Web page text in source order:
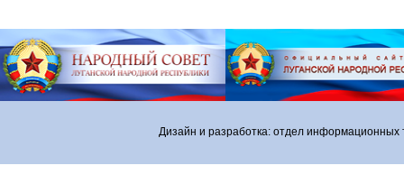
Дизайн и разработка: отдел информационных